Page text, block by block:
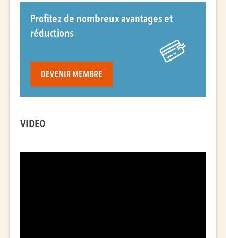
Profitez de nombreux avantages et
réductions
DEVENIR MEMBRE
VIDEO